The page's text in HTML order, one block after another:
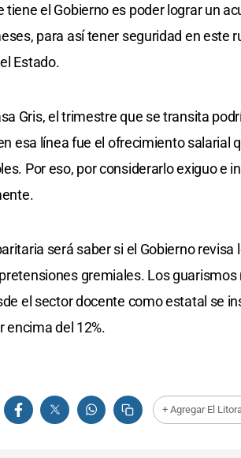
el Gobierno es poder lograr un
para así tener seguridad en este
Estado.
Gris, el trimestre que se transita
esa línea fue el ofrecimiento salarial
Por eso, por considerarlo exiguo e
será saber si el Gobierno
gremiales. Los guarismos
el sector docente como estatal se
encima del 12%.
+ Agregar El